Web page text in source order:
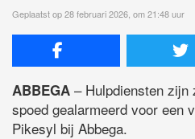
Geplaatst op 28 februari 2026, om 21:48 uur
ABBEGA – Hulpdiensten zijn
spoed gealarmeerd voor een
Pikesyl bij Abbega.